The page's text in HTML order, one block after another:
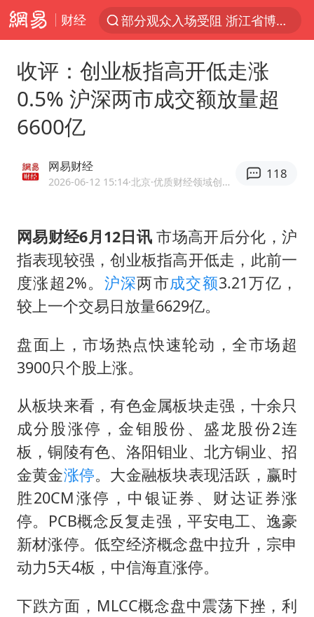
财经
以“新”破局 首发经济点亮城市消费活力
申军良称梅姨的实际年龄仍是谜
台风白海豚最新路径研判来了
对话重庆地铁吐血女孩
毛宁转发梯田音乐会视频海外网友赞叹
代人信访被判寻衅滋事案被告人获国赔
现代版摸金校尉落网查获400多枚古币
多地要求领导干部带头休假
消费新图景｜多举措提升消费体验 释放夏日经济活力
奋进开新局 实干挑大梁
收评：创业板指高开低走涨
0.5% 沪深两市成交额放量超
6600亿
网易财经
2026-06-12 15:14·北京 ·优质财经领域创作者
118
网易财经6月12日讯 市场高开后分化，沪
指表现较强，创业板指高开低走，此前一
度涨超2%。 沪深两市成交额3.21万亿，
较上一个交易日放量6629亿。
盘面上，市场热点快速轮动，全市场超
3900只个股上涨。
从板块来看，有色金属板块走强，十余只
成分股涨停，金钼股份、盛龙股份2连
板，铜陵有色、洛阳钼业、北方铜业、招
金黄金涨停。大金融板块表现活跃，赢时
胜20CM涨停，中银证券、财达证券涨
停。PCB概念反复走强，平安电工、逸豪
新材涨停。低空经济概念盘中拉升，宗申
动力5天4板，中信海直涨停。
下跌方面，MLCC概念盘中震荡下挫，利